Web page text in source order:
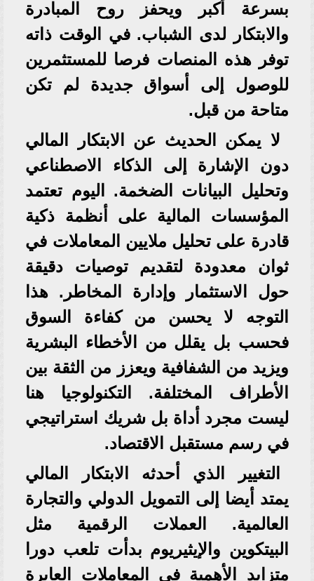
بسرعة أكبر ويحفز روح المبادرة
والابتكار لدى الشباب. في الوقت ذاته
توفر هذه المنصات فرصا للمستثمرين
للوصول إلى أسواق جديدة لم تكن
متاحة من قبل.
لا يمكن الحديث عن الابتكار المالي
دون الإشارة إلى الذكاء الاصطناعي
وتحليل البيانات الضخمة. اليوم تعتمد
المؤسسات المالية على أنظمة ذكية
قادرة على تحليل ملايين المعاملات في
ثوان معدودة لتقديم توصيات دقيقة
حول الاستثمار وإدارة المخاطر. هذا
التوجه لا يحسن من كفاءة السوق
فحسب بل يقلل من الأخطاء البشرية
ويزيد من الشفافية ويعزز من الثقة بين
الأطراف المختلفة. التكنولوجيا هنا
ليست مجرد أداة بل شريك استراتيجي
في رسم مستقبل الاقتصاد.
التغيير الذي أحدثه الابتكار المالي
يمتد أيضا إلى التمويل الدولي والتجارة
العالمية. العملات الرقمية مثل
البيتكوين والإيثيريوم بدأت تلعب دورا
متزايد الأهمية في المعاملات العابرة